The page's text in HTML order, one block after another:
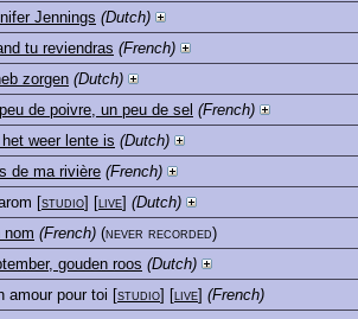
Jennings (Dutch)
tu reviendras (French)
zorgen (Dutch)
de poivre, un peu de sel (French)
weer lente is (Dutch)
de ma rivière (French)
[studio] [live] (Dutch)
nom (French) (never recorded)
gouden roos (Dutch)
amour pour toi [studio] [live] (French)